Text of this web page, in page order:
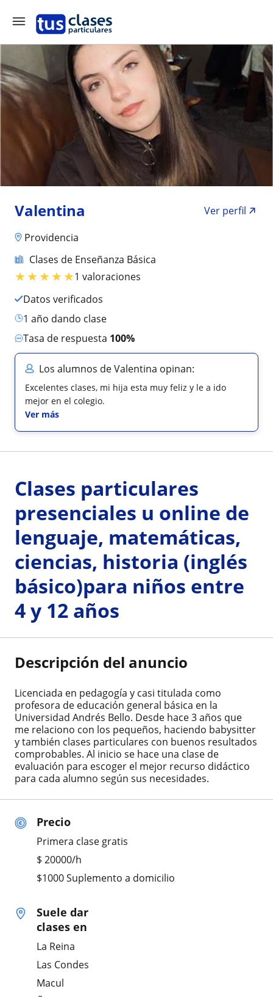
Valentina
Ver perfil
Providencia
Clases de Enseñanza Básica
★★★★★1 valoraciones
Datos verificados
1 año dando clase
Tasa de respuesta 100%
Los alumnos de Valentina opinan:
Excelentes clases, mi hija esta muy feliz y le a ido
mejor en el colegio.
Ver más
Precio
Primera clase gratis
$ 20000/h
$1000 Suplemento a domicilio
Suele dar
clases en
La Reina
Las Condes
Macul
Clases particulares
presenciales u online de
lenguaje, matemáticas,
ciencias, historia (inglés
básico)para niños entre
4 y 12 años
Descripción del anuncio
Licenciada en pedagogía y casi titulada como
profesora de educación general básica en la
Universidad Andrés Bello. Desde hace 3 años que
me relaciono con los pequeños, haciendo babysitter
y también clases particulares con buenos resultados
comprobables. Al inicio se hace una clase de
evaluación para escoger el mejor recurso didáctico
para cada alumno según sus necesidades.